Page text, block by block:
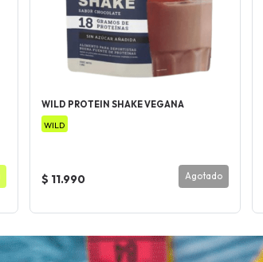
WILD PROTEIN SHAKE VEGANA
WILD
$ 11.990 Agotado